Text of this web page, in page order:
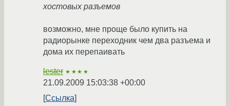
хостовых разъемов
возможно, мне проще было купить на
радиорынке переходник чем два разъема и
дома их перепаивать
lester ★★★★
21.09.2009 15:03:38 +00:00
Ссылка